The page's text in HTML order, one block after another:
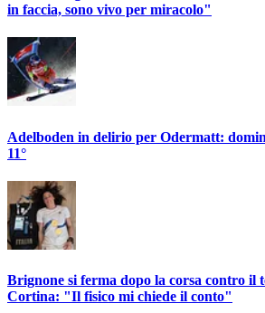
in faccia, sono vivo per miracolo"
Adelboden in delirio per Odermatt:
11°
Brignone si ferma dopo la corsa contro il
Cortina: "Il fisico mi chiede il conto"